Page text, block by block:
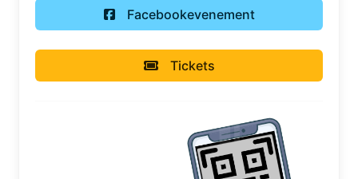
Facebookevenement
Tickets